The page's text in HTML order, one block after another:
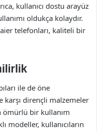
kullanıcı dostu arayüz
oldukça kolaydır.
telefonları, kaliteli bir
ile de öne
karşı dirençli malzemeler
ömürlü bir kullanım
modeller, kullanıcıların